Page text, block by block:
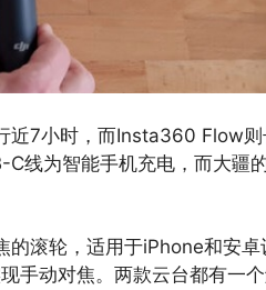
近7小时，而Insta360 Flow
线为智能手机充电，而大疆
滚轮，适用于iPhone和安卓
手动对焦。两款云台都有一个